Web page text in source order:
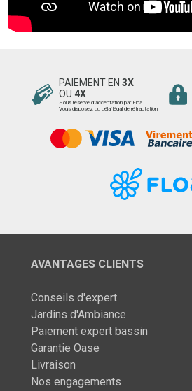
PAIEMENT EN 3X
OU 4X
Sous réserve d’acceptation par Floa.
Vous disposez du délai légal de rétractation
AVANTAGES CLIENTS
Conseils d'expert
Jardins d'Ambiance
Paiement expert bassin
Garantie Oase
Livraison
Nos engagements